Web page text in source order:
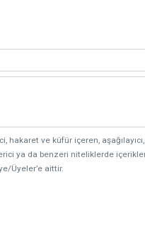
hakaret ve küfür içeren,
ya da benzeri niteliklerde
Üyeler’e aittir.